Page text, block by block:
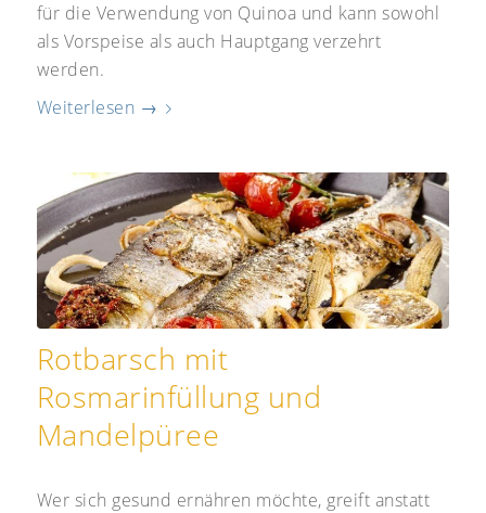
für die Verwendung von Quinoa und kann sowohl
als Vorspeise als auch Hauptgang verzehrt
werden.
Weiterlesen →
Rotbarsch mit
Rosmarinfüllung und
Mandelpüree
Wer sich gesund ernähren möchte, greift anstatt